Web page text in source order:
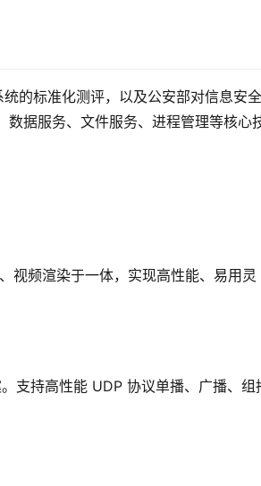
的标准化测评，以及公安部对信息安
据服务、文件服务、进程管理等核心
视频渲染于一体，实现高性能、易用灵
支持高性能 UDP 协议单播、广播、组